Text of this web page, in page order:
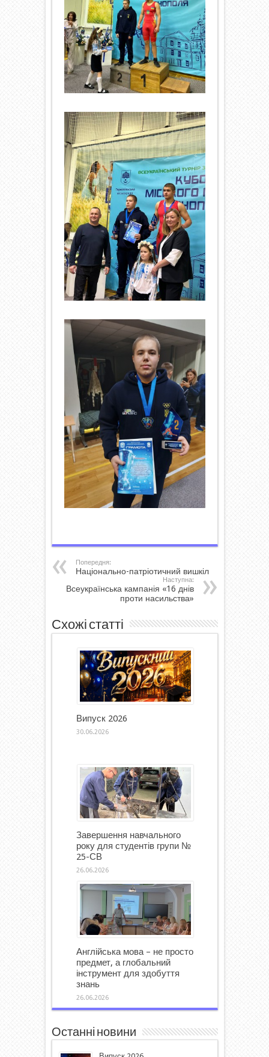
Попередня:
Національно-патріотичний вишкіл
Наступна:
Всеукраїнська кампанія «16 днів
проти насильства»
Схожі статті
Випуск 2026
30.06.2026
Завершення навчального
року для студентів групи №
25-СВ
26.06.2026
Англійська мова – не просто
предмет, а глобальний
інструмент для здобуття
знань
26.06.2026
Останні новини